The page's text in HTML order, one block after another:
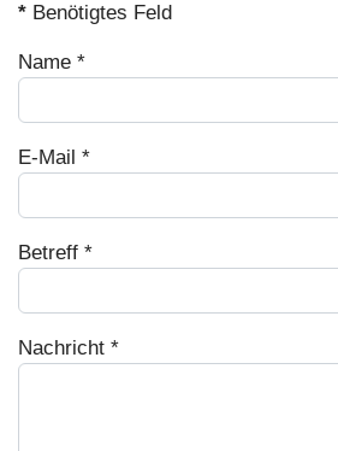
* Benötigtes Feld
Name *
E-Mail *
Betreff *
Nachricht *